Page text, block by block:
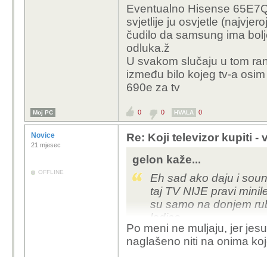
Eventualno Hisense
svjetlije ju osvjetle
čudilo da samsung ima
odluka.ž
U svakom slučaju u tom
između bilo kojeg tv-a
690e za tv
Moj PC 0 0 HVALA 0
Novice
21 mjesec
OFFLINE
Re: Koji televizor kupiti -
gelon kaže...
Eh sad ako daju i
taj TV NIJE pravi
su samo na donjem
ledice.
Malo marketinški
Po meni ne muljaju, jer
naglašeno niti na onima